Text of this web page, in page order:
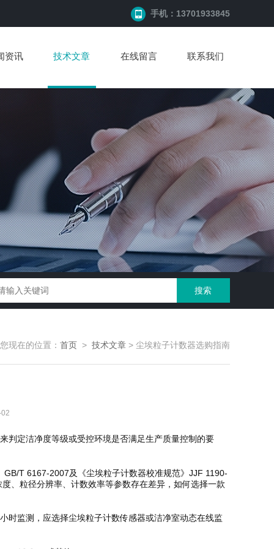
手机：13701933845
资讯 技术文章 在线留言 联系我们
您现在的位置： 首页 > 技术文章 > 尘埃粒子计数器选购指南
判定洁净度等级或受控环境是否满足生产质量控制的要
T 6167-2007及《尘埃粒子计数器校准规范》JJF 1190-
、粒径分辨率、计数效率等参数存在差异，如何选择一款
时监测，应选择尘埃粒子计数传感器或洁净室动态在线监